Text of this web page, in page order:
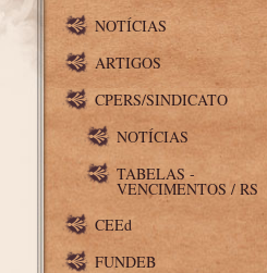
NOTÍCIAS
ARTIGOS
CPERS/SINDICATO
NOTÍCIAS
TABELAS -
VENCIMENTOS / RS
CEEd
FUNDEB